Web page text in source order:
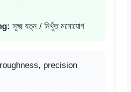
সূক্ষ্ম যত্ন / নিখুঁত মনোযোগ
precision